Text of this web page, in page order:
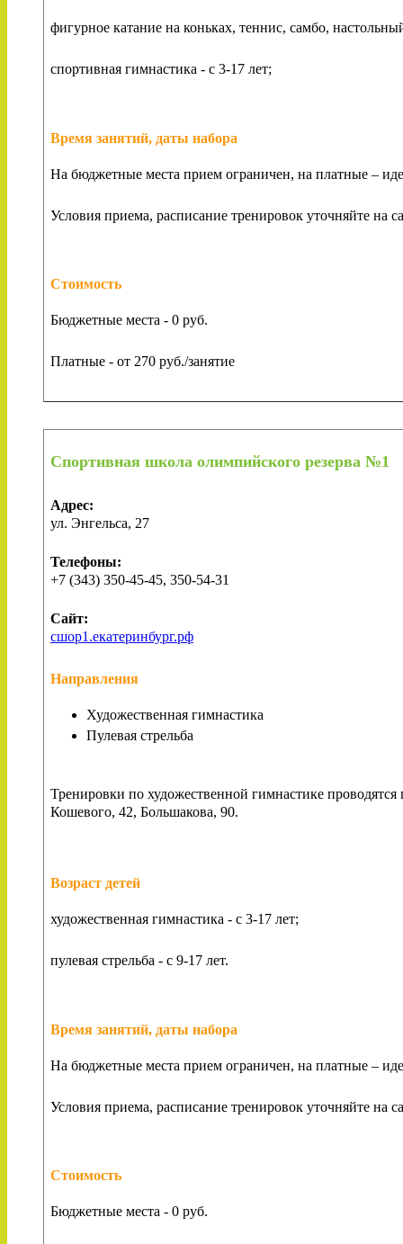
фигурное катание на коньках, теннис, самбо,
спортивная гимнастика - с 3-17 лет;
Время занятий, даты набора
На бюджетные места прием ограничен, на платные –
Условия приема, расписание тренировок уточняйте на
Стоимость
Бюджетные места - 0 руб.
Платные - от 270 руб./занятие
Спортивная школа олимпийского резерва №1
Адрес:
ул. Энгельса, 27
Телефоны:
+7 (343) 350-45-45, 350-54-31
Сайт:
сшор1.екатеринбург.рф
Направления
Художественная гимнастика
Пулевая стрельба
Тренировки по художественной гимнастике
Кошевого, 42, Большакова, 90.
Возраст детей
художественная гимнастика - с 3-17 лет;
пулевая стрельба - с 9-17 лет.
Время занятий, даты набора
На бюджетные места прием ограничен, на платные –
Условия приема, расписание тренировок уточняйте на
Стоимость
Бюджетные места - 0 руб.